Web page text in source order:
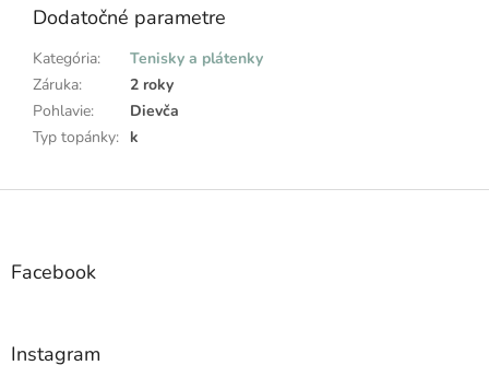
Dodatočné parametre
Kategória:
Tenisky a plátenky
Záruka:
2 roky
Pohlavie:
Dievča
Typ topánky: k
Z
Facebook
Instagram